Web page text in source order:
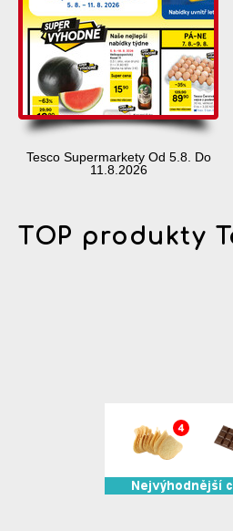
Tesco Supermarkety Od 5.8. Do
11.8.2026
TOP produkty